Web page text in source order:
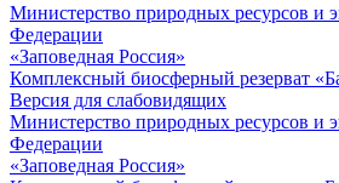
Министерство природных ресурсов и
Федерации
«Заповедная Россия»
Комплексный биосферный резерват
Версия для слабовидящих
Министерство природных ресурсов и
Федерации
«Заповедная Россия»